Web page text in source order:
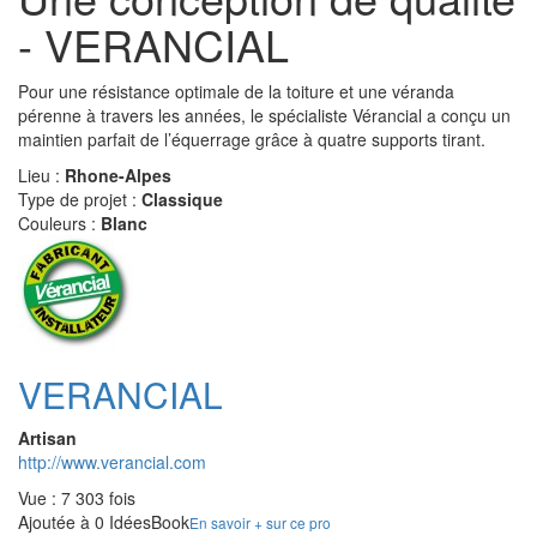
- VERANCIAL
Pour une résistance optimale de la toiture et une véranda
pérenne à travers les années, le spécialiste Vérancial a conçu un
maintien parfait de l’équerrage grâce à quatre supports tirant.
Lieu : Rhone-Alpes
Type de projet : Classique
Couleurs : Blanc
VERANCIAL
Artisan
http://www.verancial.com
Vue : 7 303 fois
Ajoutée à 0 IdéesBookEn savoir + sur ce pro